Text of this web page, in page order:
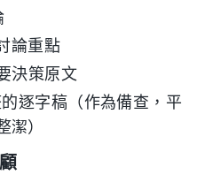
論重點
決策原文
逐字稿（作為備查，平
潔）